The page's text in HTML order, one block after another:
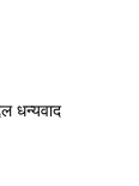
धन्यवाद